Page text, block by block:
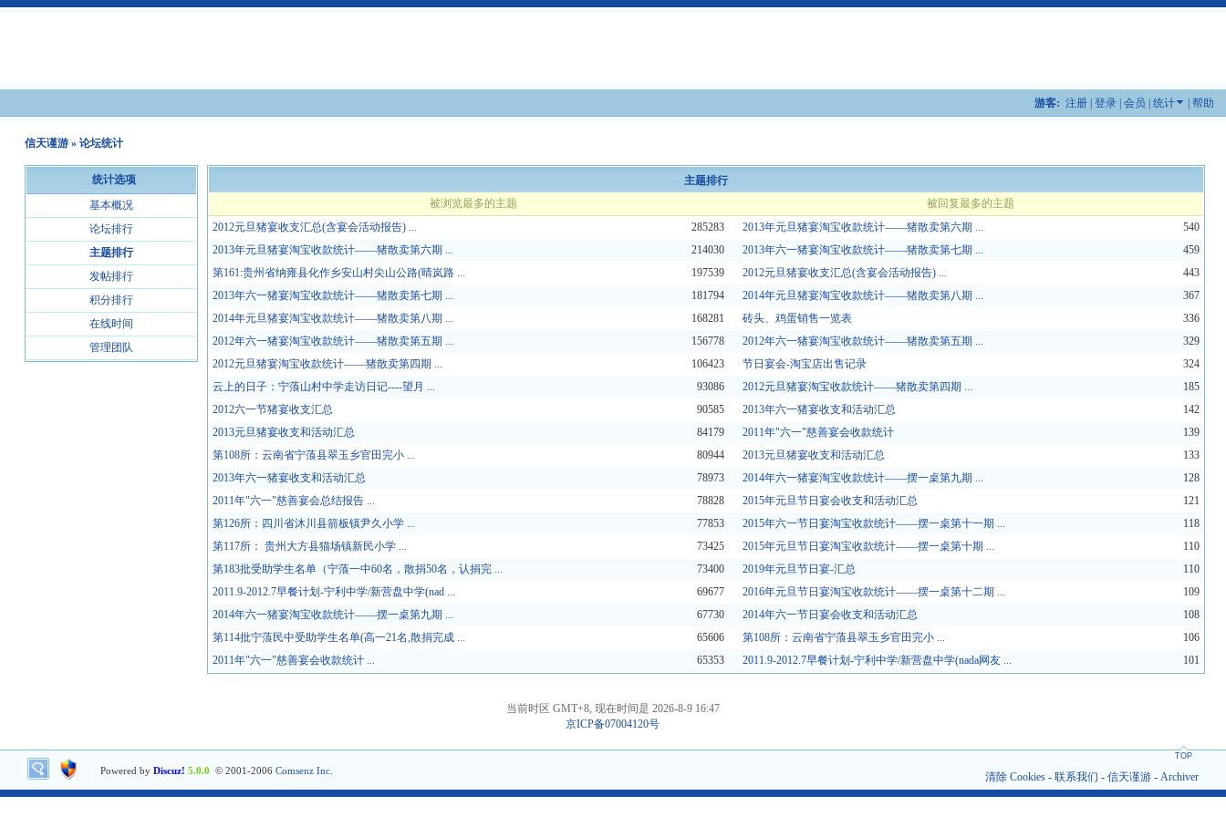
游客: 注册| 登录| 会员 统计 帮助
信天谨游» 论坛统计
统计选项
基本概况
论坛排行
主题排行
发帖排行
积分排行
在线时间
管理团队
主题排行
被浏览最多的主题
被回复最多的主题
2012元旦猪宴收支汇总(含宴会活动报告) ...
285283 2013年元旦猪宴淘宝收款统计——猪散卖第六期 ...
540
2013年元旦猪宴淘宝收款统计——猪散卖第六期 ...
214030 2013年六一猪宴淘宝收款统计——猪散卖第七期 ...
459
第161:贵州省纳雍县化作乡安山村尖山公路(晴岚路 ...
197539 2012元旦猪宴收支汇总(含宴会活动报告) ...
443
2013年六一猪宴淘宝收款统计——猪散卖第七期 ...
181794 2014年元旦猪宴淘宝收款统计——猪散卖第八期 ...
367
2014年元旦猪宴淘宝收款统计——猪散卖第八期 ...
168281 砖头、鸡蛋销售一览表
336
2012年六一猪宴淘宝收款统计——猪散卖第五期 ...
156778 2012年六一猪宴淘宝收款统计——猪散卖第五期 ...
329
2012元旦猪宴淘宝收款统计——猪散卖第四期 ...
106423 节日宴会-淘宝店出售记录
324
云上的日子：宁蒗山村中学走访日记----望月 ...
93086 2012元旦猪宴淘宝收款统计——猪散卖第四期 ...
185
2012六一节猪宴收支汇总
90585 2013年六一猪宴收支和活动汇总
142
2013元旦猪宴收支和活动汇总
84179 2011年"六一"慈善宴会收款统计
139
第108所：云南省宁蒗县翠玉乡官田完小 ...
80944 2013元旦猪宴收支和活动汇总
133
2013年六一猪宴收支和活动汇总
78973 2014年六一猪宴淘宝收款统计——摆一桌第九期 ...
128
2011年"六一"慈善宴会总结报告 ...
78828 2015年元旦节日宴会收支和活动汇总
121
第126所：四川省沐川县箭板镇尹久小学 ...
77853 2015年六一节日宴淘宝收款统计——摆一桌第十一期 ...
118
第117所： 贵州大方县猫场镇新民小学 ...
73425 2015年元旦节日宴淘宝收款统计——摆一桌第十期 ...
110
第183批受助学生名单（宁蒗一中60名，散捐50名，认捐完 ...
73400 2019年元旦节日宴-汇总
110
2011.9-2012.7早餐计划-宁利中学/新营盘中学(nad ...
69677 2016年元旦节日宴淘宝收款统计——摆一桌第十二期 ...
109
2014年六一猪宴淘宝收款统计——摆一桌第九期 ...
67730 2014年六一节日宴会收支和活动汇总
108
第114批宁蒗民中受助学生名单(高一21名,散捐完成 ...
65606 第108所：云南省宁蒗县翠玉乡官田完小 ...
106
2011年"六一"慈善宴会收款统计 ...
65353 2011.9-2012.7早餐计划-宁利中学/新营盘中学(nada网友 ... 101
当前时区 GMT+8, 现在时间是 2026-8-9 16:47
京ICP备07004120号
Powered by Discuz! 5.0.0 © 2001-2006 Comsenz Inc.
TOP
清除 Cookies - 联系我们 - 信天谨游 - Archiver